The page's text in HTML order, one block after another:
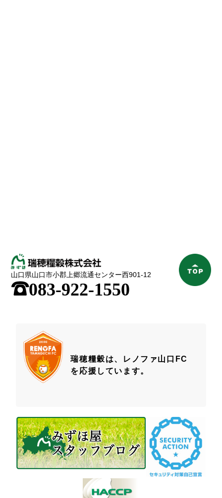
山口県山口市小郡上郷流通センター西901-12
;083-922-1550
瑞穂糧穀は、レノファ山口FC
を応援しています。